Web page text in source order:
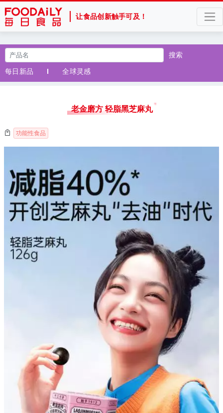
让食品创新触手可及！
搜索
每日新品
全球灵感
老金磨方 轻脂黑芝麻丸
功能性食品